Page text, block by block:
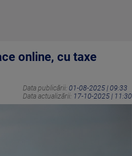
online, cu taxe
Data publicării: 01-08-2025 | 09:33
Data actualizării: 17-10-2025 | 11:30